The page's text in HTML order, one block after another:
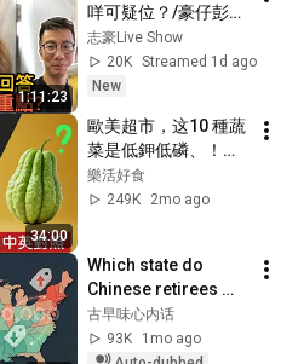
1:11:23
咩可疑位？/豪仔彭晴
演繹「扮同自己談戀
愛動作」
志豪Live Show
20K Streamed 1d ago
New
34:00
歐美超市，这10 種蔬
菜是低鉀低磷、！！
✅中英對照採購指
南！
樂活好食
249K
2mo ago
Which state do
Chinese retirees
move to? You'll
never guess the
古早味心内话
93K
1mo ago